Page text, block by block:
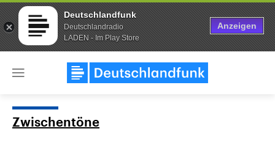
Deutschlandfunk
Deutschlandradio
LADEN - Im Play Store
Anzeigen
Close
Zwischentöne